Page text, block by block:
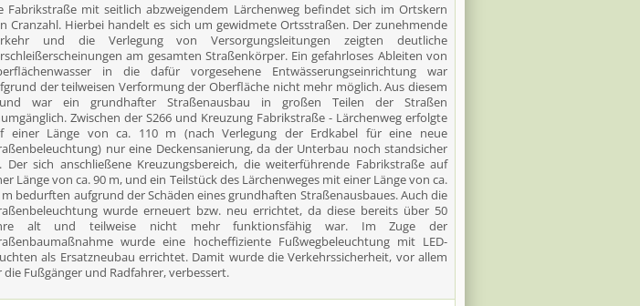
Fabrikstraße mit seitlich abzweigendem Lärchenweg befindet sich im Ortskern
Cranzahl. Hierbei handelt es sich um gewidmete Ortsstraßen. Der zunehmende
und die Verlegung von Versorgungsleitungen zeigten deutliche
am gesamten Straßenkörper. Ein gefahrloses Ableiten von
in die dafür vorgesehene Entwässerungseinrichtung war
der teilweisen Verformung der Oberfläche nicht mehr möglich. Aus diesem
war ein grundhafter Straßenausbau in großen Teilen der Straßen
Zwischen der S266 und Kreuzung Fabrikstraße - Lärchenweg erfolgte
einer Länge von ca. 110 m (nach Verlegung der Erdkabel für eine neue
nur eine Deckensanierung, da der Unterbau noch standsicher
Der sich anschließene Kreuzungsbereich, die weiterführende Fabrikstraße auf
Länge von ca. 90 m, und ein Teilstück des Lärchenweges mit einer Länge von ca.
m bedurften aufgrund der Schäden eines grundhaften Straßenausbaues. Auch die
wurde erneuert bzw. neu errichtet, da diese bereits über 50
alt und teilweise nicht mehr funktionsfähig war. Im Zuge der
wurde eine hocheffiziente Fußwegbeleuchtung mit LED-
als Ersatzneubau errichtet. Damit wurde die Verkehrssicherheit, vor allem
die Fußgänger und Radfahrer, verbessert.